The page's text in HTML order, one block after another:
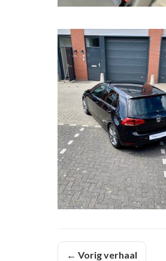
← Vorig verhaal